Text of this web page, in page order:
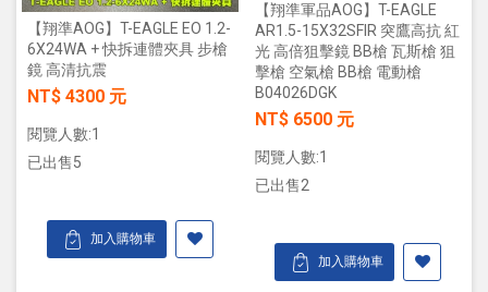
【翔準AOG】T-EAGLE EO 1.2-
6X24WA + 快拆連體夾具 步槍
鏡 高清抗震
NT$ 4300 元
閱覽人數:1
已出售5
加入購物車
【翔準軍品AOG】T-EAGLE
AR1.5-15X32SFIR 突鷹高抗 紅
光 高倍狙擊鏡 BB槍 瓦斯槍 狙
擊槍 空氣槍 BB槍 電動槍
B04026DGK
NT$ 6500 元
閱覽人數:1
已出售2
加入購物車